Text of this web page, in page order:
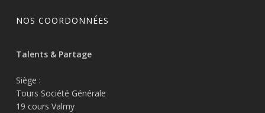
NOS COORDONNÉES
Talents & Partage
Siège :
Tours Société Générale
19 cours Valmy